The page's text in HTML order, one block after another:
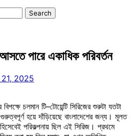
পারে একাধিক পরিবর্তন
2025
চলমান টি–টোয়েন্টি সিরিজের শুরুটা যতটা
হয়ে দাঁড়িয়েছে বাংলাদেশের জন্য। মূলত
পরিকল্পনায় ছিল এই সিরিজ। প্রথমে